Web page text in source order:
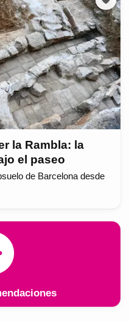
la Rambla: la
el paseo
de Barcelona desde